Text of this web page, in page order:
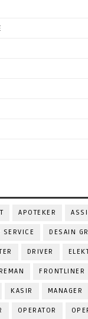
APOTEKER
SERVICE DESAIN
DRIVER
FRONTLINER
KASIR MANAGER
OPERATOR